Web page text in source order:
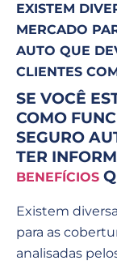
EXISTEM
MERCADO
AUTO QUE
CLIENTES
SE VOCÊ
COMO
SEGURO
TER
BENEFÍCIOS
Existem
para as
analisadas